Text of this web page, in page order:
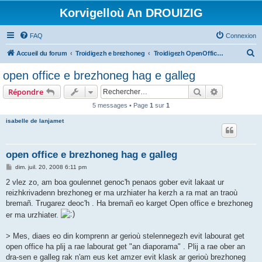
Korvigelloù An DROUIZIG
FAQ Connexion
Accueil du forum Troidigezh e brezhoneg Troidigezh OpenOffice.org e brezhoneg (1.1.x, 2.x ha 3.x)
open office e brezhoneg hag e galleg
Répondre Rechercher
5 messages • Page 1 sur 1
isabelle de lanjamet
open office e brezhoneg hag e galleg
M
s
a
g
dim. juil. 20, 2008 6:11 pm
2 vlez zo, am boa goulennet genoc'h penaos gober evit lakaat ur
reizhkrivadenn brezhoneg er ma urzhiater ha kerzh a ra mat an traoù
bremañ. Trugarez deoc'h . Ha bremañ eo karget Open office e brezhoneg
er ma urzhiater.
> Mes, diaes eo din komprenn ar gerioù stelennegezh evit labourat get
open office ha plij a rae labourat get "an diaporama" . Plij a rae ober an
dra-sen e galleg rak n'am eus ket amzer evit klask ar gerioù brezhoneg